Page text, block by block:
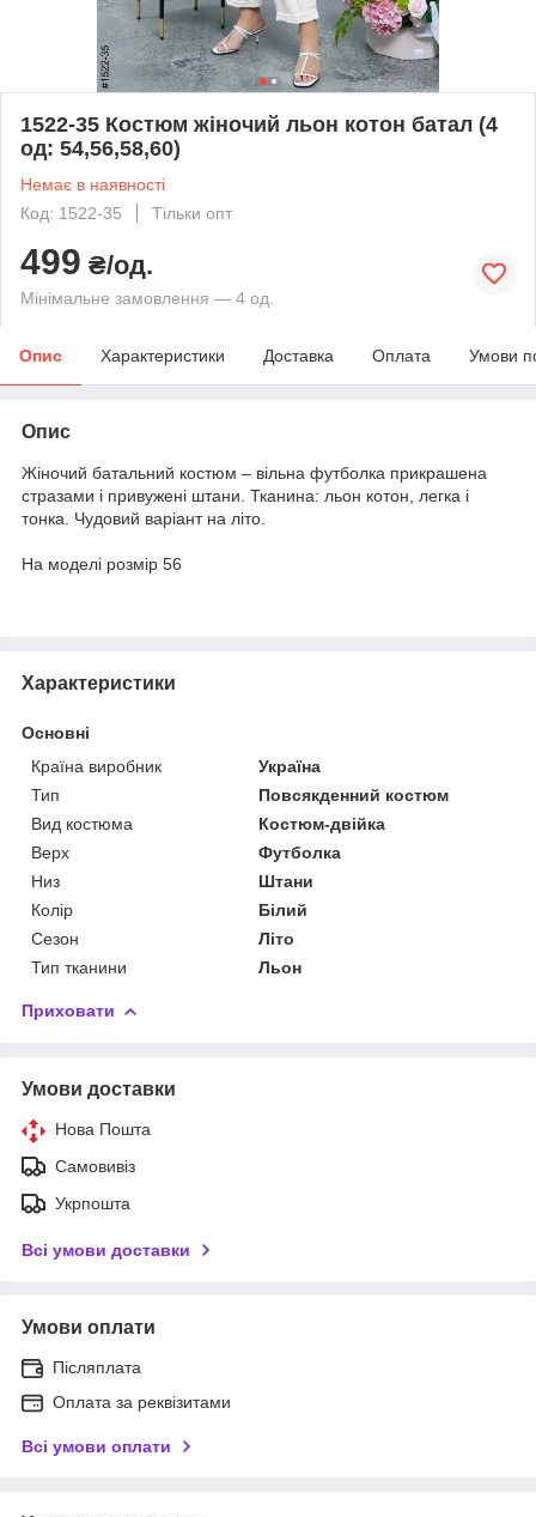
1522-35 Костюм жіночий льон котон батал (4
од: 54,56,58,60)
Немає в наявності
Код: 1522-35
Тільки опт
499 ₴/од.
Мінімальне замовлення — 4 од.
Опис Характеристики Доставка Оплата Умови
Опис
Жіночий батальний костюм – вільна футболка прикрашена
стразами і привужені штани. Тканина: льон котон, легка і
тонка. Чудовий варіант на літо.
На моделі розмір 56
Характеристики
Основні
Країна виробник
Україна
Тип
Повсякденний костюм
Вид костюма
Костюм-двійка
Верх
Футболка
Низ
Штани
Колір
Білий
Сезон
Літо
Тип тканини
Льон
Приховати
Умови доставки
Нова Пошта
Самовивіз
Укрпошта
Всі умови доставки
Умови оплати
Післяплата
Оплата за реквізитами
Всі умови оплати